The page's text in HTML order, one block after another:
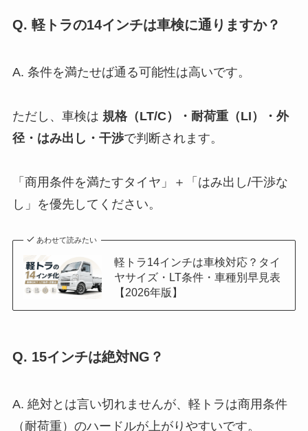
Q. 軽トラの14インチは車検に通りますか？
A. 条件を満たせば通る可能性は高いです。
ただし、車検は 規格（LT/C）・耐荷重（LI）・外
径・はみ出し・干渉で判断されます。
「商用条件を満たすタイヤ」＋「はみ出し/干渉な
し」を優先してください。
あわせて読みたい
軽トラ14インチは車検対応？タイ
ヤサイズ・LT条件・車種別早見表
【2026年版】
Q. 15インチは絶対NG？
A. 絶対とは言い切れませんが、軽トラは商用条件
（耐荷重）のハードルが上がりやすいです。